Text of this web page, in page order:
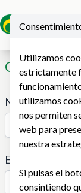
Contacto
Nombre*
Email
Utilizamos
estrictamente
utilizamos
nos permiten
web para
nuestra
Si pulsas el
consintiendo